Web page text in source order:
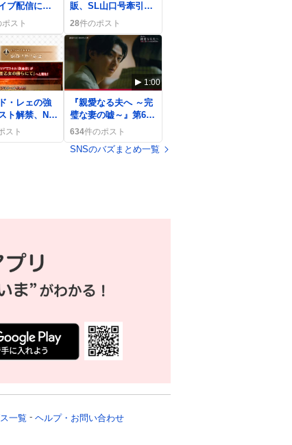
ブ配信にフ
「たまにゃ
さい」盛り
スト
販、SL山口号牽引復
活にファン歓喜「再
販はありがたいね」
28件のポスト
・レェの強
ト解禁、NP
ャンヌ系バ
スト
1:00
『親愛なる夫へ ～完
璧な妻の嘘～』第6話
放送、視聴者が「岩
熱狂的リアクション
634件のポスト
SNSのバズまとめ一覧
一覧
ヘルプ・お問い合わせ